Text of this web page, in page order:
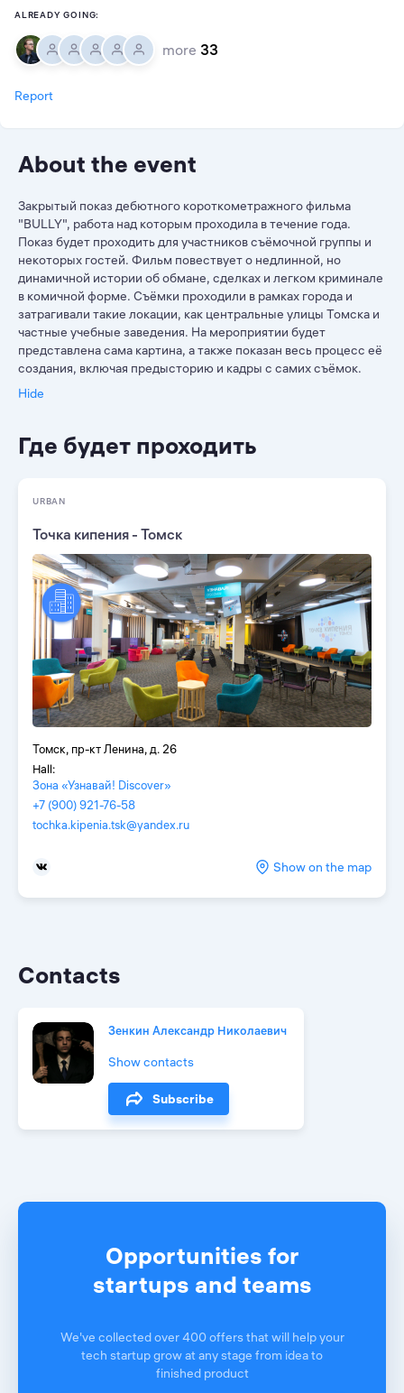
ALREADY GOING:
more 33
Report
About the event
Закрытый показ дебютного короткометражного фильма
"BULLY", работа над которым проходила в течение года.
Показ будет проходить для участников съёмочной группы и
некоторых гостей. Фильм повествует о недлинной, но
динамичной истории об обмане, сделках и легком криминале
в комичной форме. Съёмки проходили в рамках города и
затрагивали такие локации, как центральные улицы Томска и
частные учебные заведения. На мероприятии будет
представлена сама картина, а также показан весь процесс её
создания, включая предысторию и кадры с самих съёмок.
Hide
Где будет проходить
URBAN
Точка кипения - Томск
Томск, пр-кт Ленина, д. 26
Hall:
Зона «Узнавай! Discover»
+7 (900) 921-76-58
tochka.kipenia.tsk@yandex.ru
Show on the map
Contacts
Зенкин Александр Николаевич
Show contacts
Subscribe
Opportunities for
startups and teams
We've collected over 400 offers that will help your
tech startup grow at any stage from idea to
finished product